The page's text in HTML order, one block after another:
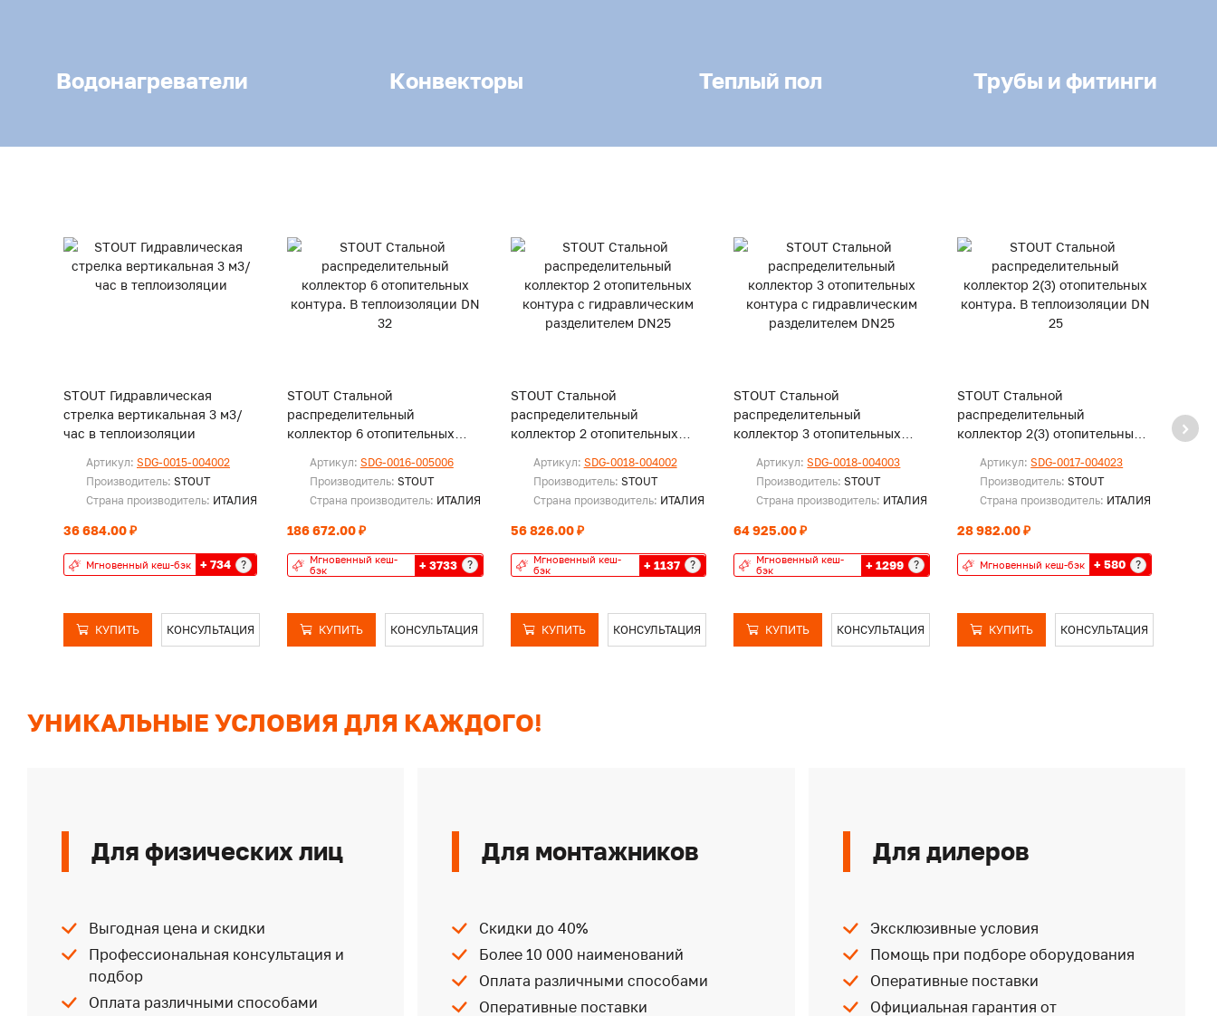
Водонагреватели Конвекторы Теплый пол Трубы и фитинги
STOUT Гидравлическая
стрелка вертикальная 3 м3/
час в теплоизоляции
Артикул: SDG-0015-004002
Производитель: STOUT
Страна производитель: ИТАЛИЯ
36 684.00 ₽
Мгновенный кеш-бэк + 734 ?
КУПИТЬ КОНСУЛЬТАЦИЯ
STOUT Стальной
распределительный
коллектор 6 отопительных
Артикул: SDG-0016-005006
Производитель: STOUT
Страна производитель: ИТАЛИЯ
186 672.00 ₽
Мгновенный кеш-
бэк
+ 3733 ?
КУПИТЬ КОНСУЛЬТАЦИЯ
STOUT Стальной
распределительный
коллектор 2 отопительных
разделителем DN25
Артикул: SDG-0018-004002
Производитель: STOUT
Страна производитель: ИТАЛИЯ
56 826.00 ₽
Мгновенный кеш-
бэк
+ 1137 ?
КУПИТЬ КОНСУЛЬТАЦИЯ
STOUT Стальной
распределительный
коллектор 3 отопительных
разделителем DN25
Артикул:SDG-0018-004003
Производитель:STOUT
Страна производитель: ИТАЛИЯ
64 925.00 ₽
Мгновенный кеш-
бэк
+ 1299 ?
КУПИТЬ КОНСУЛЬТАЦИЯ
STOUT Стальной
распределительный
коллектор 2(3) отопительных
Артикул:SDG-0017-004023
Производитель:STOUT
Страна производитель: ИТАЛИЯ
28 982.00 ₽
Мгновенный кеш-бэк + 580 ?
КУПИТЬ КОНСУЛЬТАЦИЯ
УНИКАЛЬНЫЕ УСЛОВИЯ ДЛЯ КАЖДОГО!
Для физических лиц
Выгодная цена и скидки
Профессиональная консультация и
подбор
Оплата различными способами
Для монтажников
Скидки до 40%
Более 10 000 наименований
Оплата различными способами
Оперативные поставки
Для дилеров
Эксклюзивные условия
Помощь при подборе оборудования
Оперативные поставки
Официальная гарантия от